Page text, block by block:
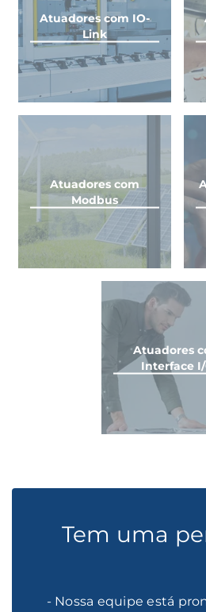
Atuadores com IO-
Link
Atuadores com
Modbus
Atuadores
Interface
Tem uma
- Nossa equipe está